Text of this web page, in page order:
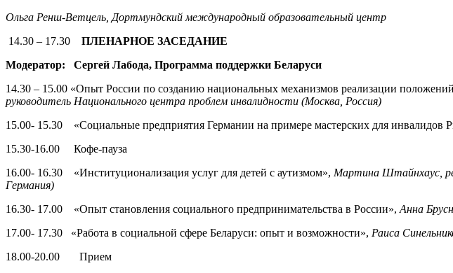
Ольга Ренш-Ветцель, Дортмундский международный образовательный центр
14.30 – 17.30 ПЛЕНАРНОЕ ЗАСЕДАНИЕ
Модератор:
Сергей Лабода, Программа поддержки Беларуси
14.30 – 15.00 «Опыт России по созданию национальных механизмов реализации
руководитель Национального центра проблем инвалидности (Москва, Россия)
15.00- 15.30 «Социальные предприятия Германии на примере мастерских для инвалидов
15.30-16.00 Кофе-пауза
16.00- 16.30 «Институционализация услуг для детей с аутизмом», Мартина Штайнхаус,
Германия)
16.30- 17.00 «Опыт становления социального предпринимательства в России», Анна
17.00- 17.30 «Работа в социальной сфере Беларуси: опыт и возможности», Раиса
18.00-20.00 Прием